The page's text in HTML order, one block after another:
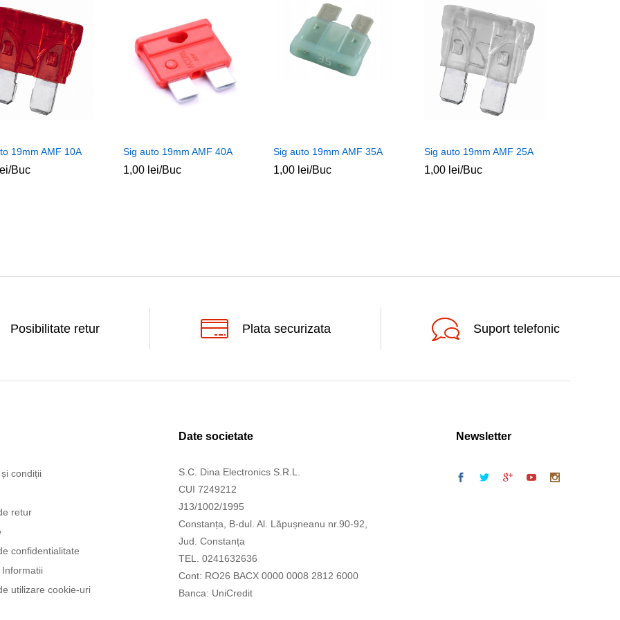
19mm AMF 10A
lei/Buc
lei
Sig auto 19mm AMF 40A
1,00 lei/Buc
1,00 lei
Sig auto 19mm AMF 35A
1,00 lei/Buc
1,00 lei
Sig auto 19mm AMF 25A
1,00 lei/Buc
1,00 lei
Posibilitate retur Plata securizata Suport telefonic
condiții
retur
confidentialitate
utilizare cookie-uri
Date societate
S.C. Dina Electronics S.R.L.
CUI 7249212
J13/1002/1995
Constanța, B-dul. Al. Lăpușneanu nr.90-92,
Jud. Constanța
TEL. 0241632636
Cont: RO26 BACX 0000 0008 2812 6000
Banca: UniCredit
Newsletter